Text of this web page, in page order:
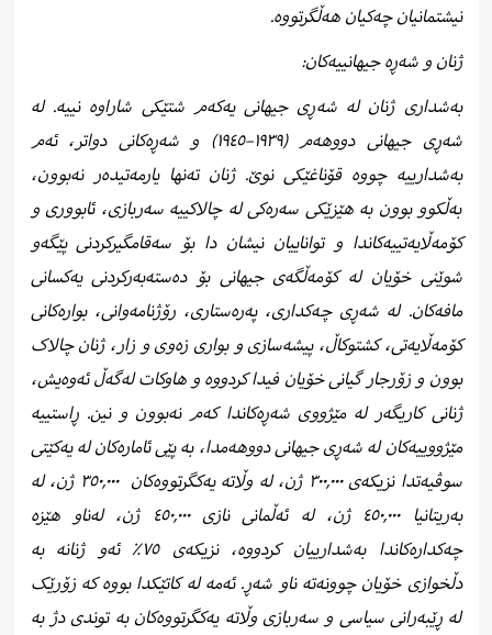
نیشتمانیان چەکیان هەڵگرتووە.
ژنان و شەڕە جیهانییەکان:
بەشداری ژنان لە شەڕی جیهانی یەکەم شتێکی شاراوە نییە. لە
شەڕی جیهانی دووهەم (١٩٣٩–١٩٤٥) و شەڕەکانی دواتر، ئەم
بەشدارییە چووە قۆناغێکی نوێ. ژنان تەنها یارمەتیدەر نەبوون،
بەڵکوو بوون بە هێزێکی سەرەکی لە چالاکییە سەربازی، ئابووری و
کۆمەڵایەتییەکاندا و تواناییان نیشان دا بۆ سەقامگیرکردنی پێگەو
شوێنی خۆیان لە کۆمەڵگەی جیهانی بۆ دەستەبەرکردنی یەکسانی
مافەکان. لە شەڕی چەکداری، پەرەستاری، رۆژنامەوانی، بوارەکانی
کۆمەڵایەتی، کشتوکاڵ، پیشەسازی و بواری زەوی و زار، ژنان چالاک
بوون و زۆرجار گیانی خۆیان فیدا کردووە و هاوکات لەگەڵ ئەوەیش،
ژنانی کاریگەر لە مێژووی شەڕەکاندا کەم نەبوون و نین. ڕاستییە
مێژووییەکان لە شەڕی جیهانی دووهەمدا، بە پێی ئامارەکان لە یەکێتی
سوڤیەتدا نزیکەی ٣٠٠,٠٠٠ ژن، لە وڵاتە یەکگرتووەکان
٣٥٠,٠٠٠ ژن، لە
بەریتانیا ٤٥٠,٠٠٠ ژن، لە ئەڵمانی نازی‌ ٤٥٠,٠٠٠ ژن، لەناو هێزە
چەکدارەکاندا بەشدارییان کردووە، نزیکەی ٧٥٪ ئەو ژنانە بە
دڵخوازی خۆیان چوونەتە ناو شەڕ. ئەمە لە کاتێکدا بووە کە زۆرێک
لە ڕێبەرانی سیاسی و سەربازی وڵاتە یەکگرتووەکان بە توندی دژ بە